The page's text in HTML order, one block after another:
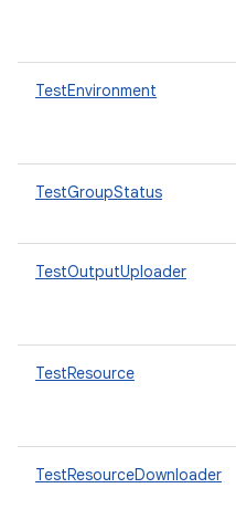
TestEnvironment
TestGroupStatus
TestOutputUploader
TestResource
TestResourceDownloader